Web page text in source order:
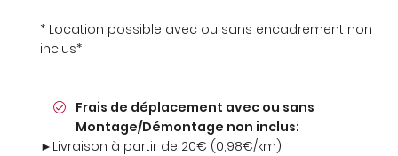
* Location possible avec ou sans encadrement non
inclus*
Frais de déplacement avec ou sans
Montage/Démontage non inclus:
►Livraison à partir de 20€ (0,98€/km)